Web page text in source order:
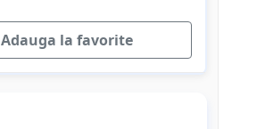
Adauga la favorite